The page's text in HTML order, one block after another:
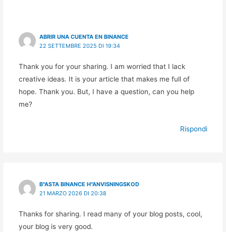
ABRIR UNA CUENTA EN BINANCE
22 SETTEMBRE 2025 DI 19:34
Thank you for your sharing. I am worried that I lack
creative ideas. It is your article that makes me full of
hope. Thank you. But, I have a question, can you help
me?
Rispondi
B"ASTA BINANCE H"ANVISNINGSKOD
21 MARZO 2026 DI 20:38
Thanks for sharing. I read many of your blog posts, cool,
your blog is very good.